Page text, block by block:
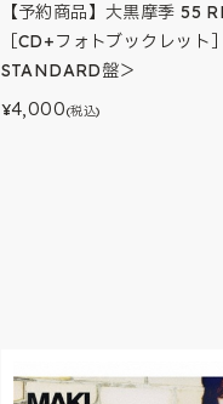
【予約商品】大黒摩季 55
［CD+フォトブックレット
STANDARD盤＞
¥4,000(税込)